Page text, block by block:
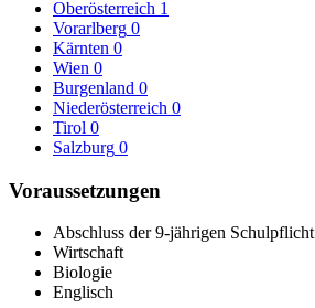
Oberösterreich 1
Vorarlberg 0
Kärnten 0
Wien 0
Burgenland 0
Niederösterreich 0
Tirol 0
Salzburg 0
Voraussetzungen
Abschluss der 9-jährigen Schulpflicht
Wirtschaft
Biologie
Englisch